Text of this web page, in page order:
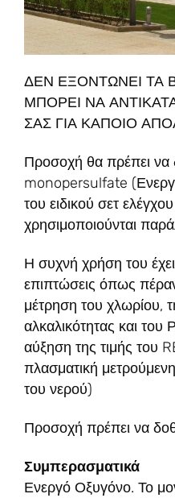
ΔΕΝ ΕΞΟΝΤΩΝΕΙ ΤΑ
ΜΠΟΡΕΙ ΝΑ
ΣΑΣ ΓΙΑ ΚΑΠΟΙΟ
Προσοχή θα πρέπει να
monopersulfate
του ειδικού σετ
χρησιμοποιούνται
Η συχνή χρήση του
επιπτώσεις όπως
μέτρηση του χλωρίου,
αλκαλικότητας και
αύξηση της τιμής του
πλασματική
του νερού)
Προσοχή πρέπει να
Συμπερασματικά
Ενεργό Οξυγόνο. Το